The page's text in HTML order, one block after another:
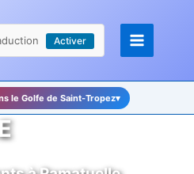
Activer
le Golfe de Saint-Tropez▾